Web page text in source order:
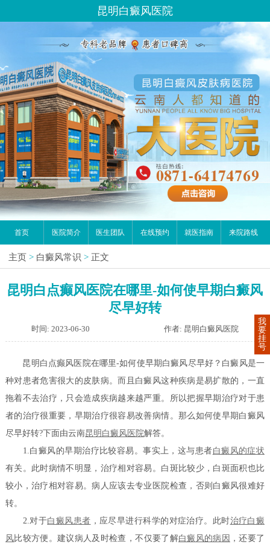
昆明白癜风医院
首页 医院简介 医生团队 在线预约 就医指南 来院路线
主页 > 白癜风常识 > 正文
昆明白点癫风医院在哪里-如何使早期白癜风
尽早好转
时间: 2023-06-30 作者: 昆明白癜风医院
昆明白点癫风医院在哪里-如何使早期白癜风尽早好？白癜风是一
种对患者危害很大的皮肤病。而且白癜风这种疾病是易扩散的，一直
拖着不去治疗，只会造成疾病越来越严重。所以把握早期治疗对于患
者的治疗很重要，早期治疗很容易改善病情。那么如何使早期白癜风
尽早好转?下面由云南昆明白癜风医院解答。
1.白癜风的早期治疗比较容易。事实上，这与患者白癜风的症状
有关。此时病情不明显，治疗相对容易。白斑比较少，白斑面积也比
较小，治疗相对容易。病人应该去专业医院检查，否则白癜风很难好
转。
2.对于白癜风患者 ，应尽早进行科学的对症治疗。此时治疗白癜
风比较方便。建议病人及时检查，不仅要了解白癜风的病因 ，还要了
我
要
挂
号